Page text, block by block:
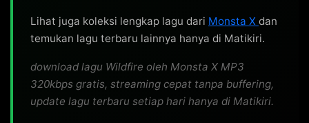
Lihat juga koleksi lengkap lagu dari Monsta X dan
temukan lagu terbaru lainnya hanya di Matikiri.
download lagu Wildfire oleh Monsta X MP3
320kbps gratis, streaming cepat tanpa buffering,
update lagu terbaru setiap hari hanya di Matikiri.